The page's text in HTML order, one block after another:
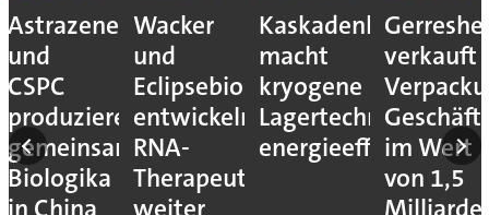
Astrazeneca
und
CSPC
produzieren
gemeinsam
Biologika
Wacker
und
Eclipsebio
entwickeln
RNA-
Therapeutika
Kaskadenkonzept
macht
kryogene
Lagertechnik
energieeffizienter
verkauft
im Wert
von 1,5